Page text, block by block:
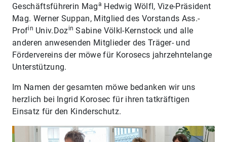
Geschäftsführerin Maga Hedwig Wölfl, Vize-Präsident
Mag. Werner Suppan, Mitglied des Vorstands Ass.-
Profin Univ.Dozin Sabine Völkl-Kernstock und alle
anderen anwesenden Mitglieder des Träger- und
Fördervereins der möwe für Korosecs jahrzehntelange
Unterstützung.
Im Namen der gesamten möwe bedanken wir uns
herzlich bei Ingrid Korosec für ihren tatkräftigen
Einsatz für den Kinderschutz.